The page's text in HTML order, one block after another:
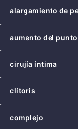
alargamiento de
aumento del punto
cirujía íntima
clítoris
complejo